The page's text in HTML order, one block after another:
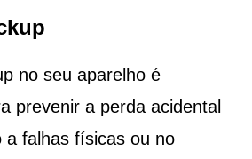
no seu aparelho é
prevenir a perda acidental
a falhas físicas ou no